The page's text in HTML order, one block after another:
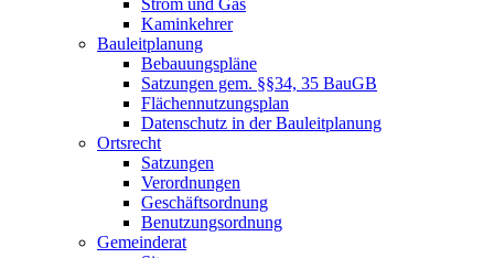
Strom und Gas
Kaminkehrer
Bauleitplanung
Bebauungspläne
Satzungen gem. §§34, 35 BauGB
Flächennutzungsplan
Datenschutz in der Bauleitplanung
Ortsrecht
Satzungen
Verordnungen
Geschäftsordnung
Benutzungsordnung
Gemeinderat